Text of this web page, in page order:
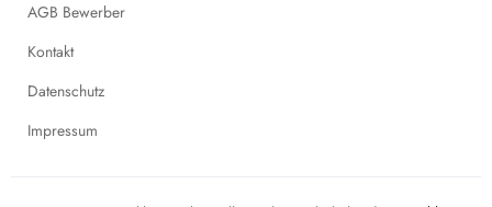
AGB Bewerber
Kontakt
Datenschutz
Impressum